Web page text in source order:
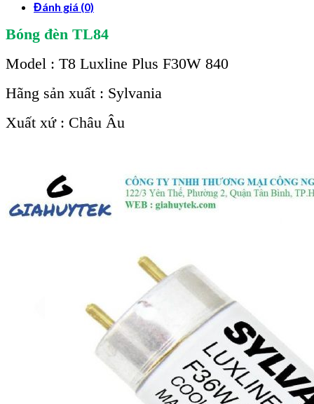
Đánh giá (0)
Bóng đèn TL84
Model : T8 Luxline Plus F30W 840
Hãng sản xuất : Sylvania
Xuất xứ : Châu Âu